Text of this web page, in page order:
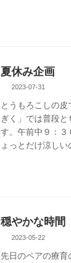
夏休み企画
2023-07-31
とうもろこしの
ぎく」では普段
す。午前中９：３
ょっとだけ涼し
穏やかな時間
2023-05-22
先日のペアの療